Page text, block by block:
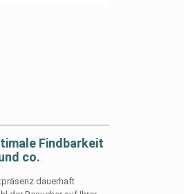
Findbarkeit
co.
dauerhaft